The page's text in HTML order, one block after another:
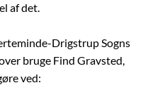
af det.
Drigstrup Sogns
bruge Find Gravsted,
ved: